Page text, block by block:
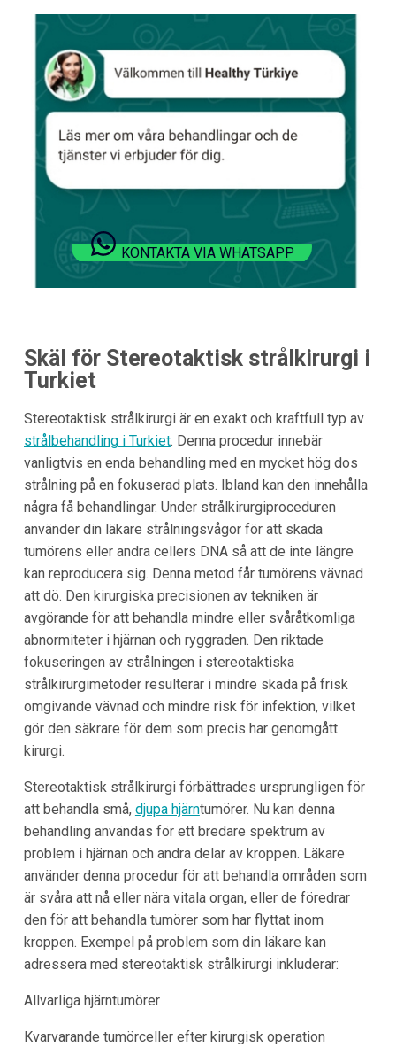
KONTAKTA VIA WHATSAPP
Skäl för Stereotaktisk strålkirurgi i
Turkiet
Stereotaktisk strålkirurgi är en exakt och kraftfull typ av
strålbehandling i Turkiet. Denna procedur innebär
vanligtvis en enda behandling med en mycket hög dos
strålning på en fokuserad plats. Ibland kan den innehålla
några få behandlingar. Under strålkirurgiproceduren
använder din läkare strålningsvågor för att skada
tumörens eller andra cellers DNA så att de inte längre
kan reproducera sig. Denna metod får tumörens vävnad
att dö. Den kirurgiska precisionen av tekniken är
avgörande för att behandla mindre eller svåråtkomliga
abnormiteter i hjärnan och ryggraden. Den riktade
fokuseringen av strålningen i stereotaktiska
strålkirurgimetoder resulterar i mindre skada på frisk
omgivande vävnad och mindre risk för infektion, vilket
gör den säkrare för dem som precis har genomgått
kirurgi.
Stereotaktisk strålkirurgi förbättrades ursprungligen för
att behandla små, djupa hjärntumörer. Nu kan denna
behandling användas för ett bredare spektrum av
problem i hjärnan och andra delar av kroppen. Läkare
använder denna procedur för att behandla områden som
är svåra att nå eller nära vitala organ, eller de föredrar
den för att behandla tumörer som har flyttat inom
kroppen. Exempel på problem som din läkare kan
adressera med stereotaktisk strålkirurgi inkluderar:
Allvarliga hjärntumörer
Kvarvarande tumörceller efter kirurgisk operation